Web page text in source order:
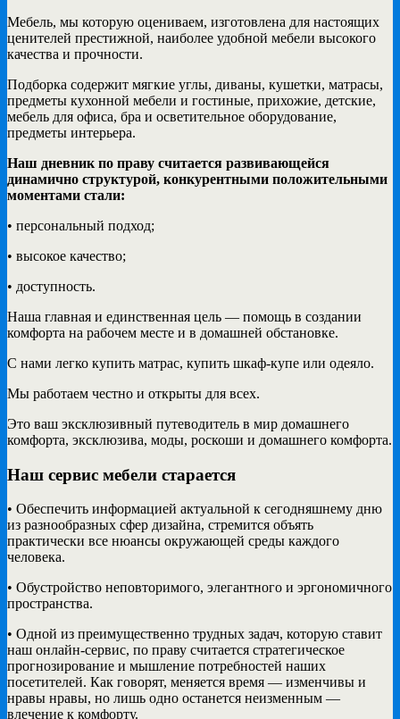
Мебель, мы которую оцениваем, изготовлена для настоящих
ценителей престижной, наиболее удобной мебели высокого
качества и прочности.
Подборка содержит мягкие углы, диваны, кушетки, матрасы,
предметы кухонной мебели и гостиные, прихожие, детские,
мебель для офиса, бра и осветительное оборудование,
предметы интерьера.
Наш дневник по праву считается развивающейся
динамично структурой, конкурентными положительными
моментами стали:
• персональный подход;
• высокое качество;
• доступность.
Наша главная и единственная цель — помощь в создании
комфорта на рабочем месте и в домашней обстановке.
С нами легко купить матрас, купить шкаф-купе или одеяло.
Мы работаем честно и открыты для всех.
Это ваш эксклюзивный путеводитель в мир домашнего
комфорта, эксклюзива, моды, роскоши и домашнего комфорта.
Наш сервис мебели старается
• Обеспечить информацией актуальной к сегодняшнему дню
из разнообразных сфер дизайна, стремится объять
практически все нюансы окружающей среды каждого
человека.
• Обустройство неповторимого, элегантного и эргономичного
пространства.
• Одной из преимущественно трудных задач, которую ставит
наш онлайн-сервис, по праву считается стратегическое
прогнозирование и мышление потребностей наших
посетителей. Как говорят, меняется время — изменчивы и
нравы нравы, но лишь одно останется неизменным —
влечение к комфорту.